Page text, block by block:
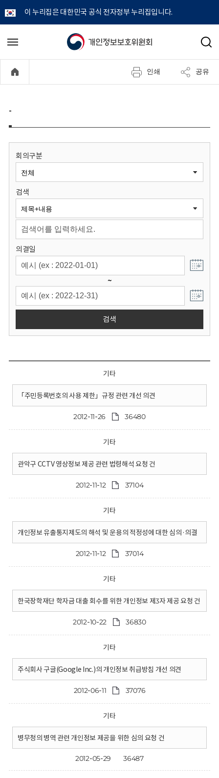
이 누리집은 대한민국 공식 전자정부 누리집입니다.
개
정
보
원
회
메
기
검
인쇄 공유
-
회의구분
검색
의결일
~
검색
기타
「주민등록번호의 사용 제한」규정 관련 개선 의견
2012-11-26 36480
기타
관악구 CCTV 영상정보 제공 관련 법령해석 요청 건
2012-11-12 37104
기타
개인정보 유출통지제도의 해석 및 운용의 적정성에 대한 심의·의결
2012-11-12 37014
기타
한국장학재단 학자금 대출 회수를 위한 개인정보 제3자 제공 요청 건
2012-10-22 36830
기타
주식회사 구글(Google Inc.)의 개인정보 취급방침 개선 의견
2012-06-11 37076
기타
병무청의 병역 관련 개인정보 제공을 위한 심의 요청 건
2012-05-29 36487